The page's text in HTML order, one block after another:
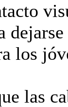
los
las